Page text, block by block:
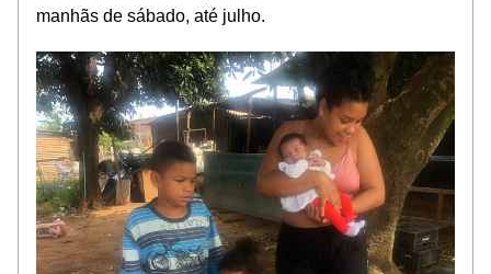
manhãs de sábado, até julho.